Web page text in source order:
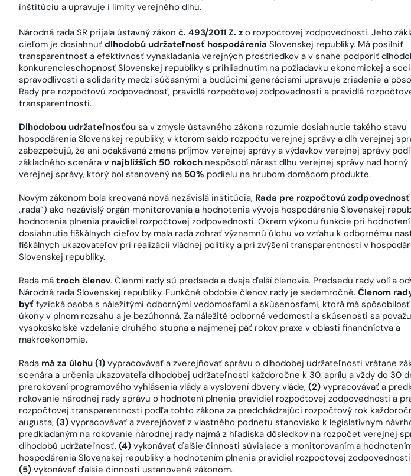
inštitúciu a upravuje i limity verejného dlhu.
Národná rada SR prijala ústavný zákon č. 493/2011 Z. z o rozpočtovej zodpovednosti. Jeho
cieľom je dosiahnuť dlhodobú udržateľnosť hospodárenia Slovenskej republiky. Má posilniť
transparentnosť a efektívnosť vynakladania verejných prostriedkov a v snahe podporiť
konkurencieschopnosť Slovenskej republiky s prihliadnutím na požiadavku ekonomickej a
spravodlivosti a solidarity medzi súčasnými a budúcimi generáciami upravuje zriadenie a
Rady pre rozpočtovú zodpovednosť, pravidlá rozpočtovej zodpovednosti a pravidlá
transparentnosti.
Dlhodobou udržateľnosťou sa v zmysle ústavného zákona rozumie dosiahnutie takého stavu
hospodárenia Slovenskej republiky, v ktorom saldo rozpočtu verejnej správy a dlh verejnej
zabezpečujú, že ani očakávaná zmena príjmov verejnej správy a výdavkov verejnej správy
základného scenára v najbližších 50 rokoch nespôsobí nárast dlhu verejnej správy nad horný
verejnej správy, ktorý bol stanovený na 50% podielu na hrubom domácom produkte.
Novým zákonom bola kreovaná nová nezávislá inštitúcia, Rada pre rozpočtovú zodpovednosť
„rada“) ako nezávislý orgán monitorovania a hodnotenia vývoja hospodárenia Slovenskej
hodnotenia plnenia pravidiel rozpočtovej zodpovednosti. Okrem výkonu funkcie pri hodnotení
dosiahnutia fiškálnych cieľov by mala rada zohrať významnú úlohu vo vzťahu k odbornému
fiškálnych ukazovateľov pri realizácii vládnej politiky a pri zvýšení transparentnosti v
Slovenskej republiky.
Rada má troch členov. Členmi rady sú predseda a dvaja ďalší členovia. Predsedu rady volí a
Národná rada Slovenskej republiky. Funkčné obdobie členov rady je sedemročné. Členom
byť fyzická osoba s náležitými odbornými vedomosťami a skúsenosťami, ktorá má
úkony v plnom rozsahu a je bezúhonná. Za náležité odborné vedomosti a skúsenosti sa
vysokoškolské vzdelanie druhého stupňa a najmenej päť rokov praxe v oblasti finančníctva a
makroekonómie.
Rada má za úlohu (1) vypracovávať a zverejňovať správu o dlhodobej udržateľnosti vrátane
scenára a určenia ukazovateľa dlhodobej udržateľnosti každoročne k 30. aprílu a vždy do 30
prerokovaní programového vyhlásenia vlády a vyslovení dôvery vláde, (2) vypracovávať a
rokovanie národnej rady správu o hodnotení plnenia pravidiel rozpočtovej zodpovednosti a
rozpočtovej transparentnosti podľa tohto zákona za predchádzajúci rozpočtový rok
augusta, (3) vypracovávať a zverejňovať z vlastného podnetu stanovisko k legislatívnym
predkladaným na rokovanie národnej rady najmä z hľadiska dôsledkov na rozpočet verejnej
dlhodobú udržateľnosť, (4) vykonávať ďalšie činnosti súvisiace s monitorovaním a
hospodárenia Slovenskej republiky a hodnotením plnenia pravidiel rozpočtovej zodpovednosti
(5) vykonávať ďalšie činnosti ustanovené zákonom.